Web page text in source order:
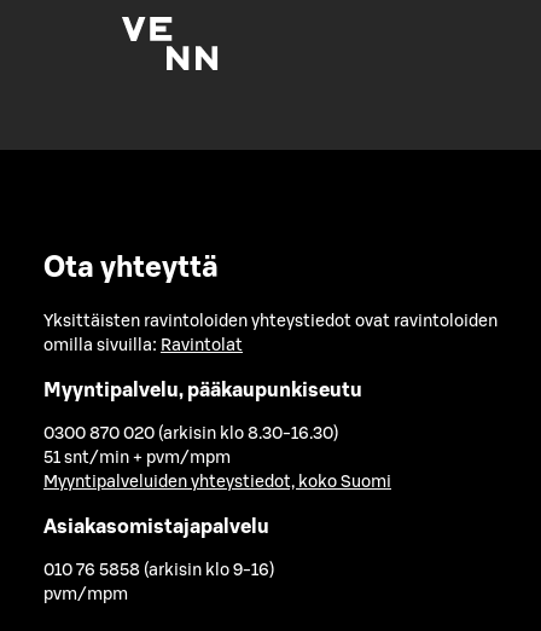
Ota yhteyttä
Yksittäisten ravintoloiden yhteystiedot ovat ravintoloiden
omilla sivuilla: Ravintolat
Myyntipalvelu, pääkaupunkiseutu
0300 870 020 (arkisin klo 8.30-16.30)
51 snt/min + pvm/mpm
Myyntipalveluiden yhteystiedot, koko Suomi
Asiakasomistajapalvelu
010 76 5858 (arkisin klo 9-16)
pvm/mpm